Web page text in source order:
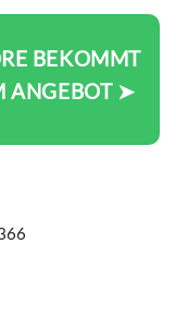
BEKOMMT
ANGEBOT ➤